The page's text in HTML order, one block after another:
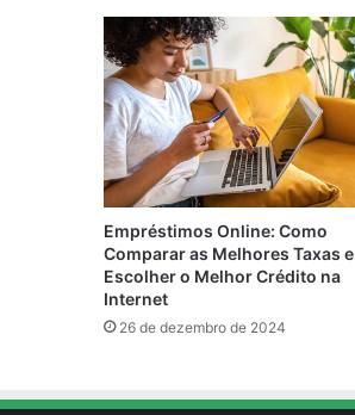
Empréstimos Online: Como
Comparar as Melhores Taxas e
Escolher o Melhor Crédito na
Internet
26 de dezembro de 2024